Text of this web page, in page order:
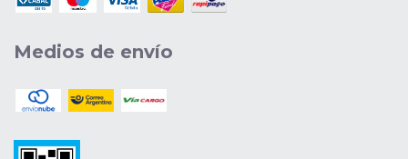
Medios de envío